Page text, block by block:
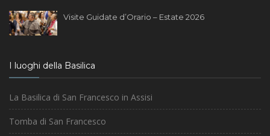
Visite Guidate d’Orario – Estate 2026
I luoghi della Basilica
La Basilica di San Francesco in Assisi
Tomba di San Francesco